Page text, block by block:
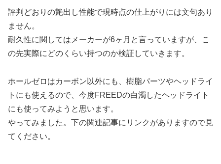
評判どおりの艶出し性能で現時点の仕上がりには文句あり
ません。
耐久性に関してはメーカーが6ヶ月と言っていますが、こ
の先実際にどのくらい持つのか検証していきます。
ホールゼロはカーボン以外にも、樹脂パーツやヘッドライ
トにも使えるので、今度FREEDの白濁したヘッドライト
にも使ってみようと思います。
やってみました。下の関連記事にリンクがありますので見
てください。